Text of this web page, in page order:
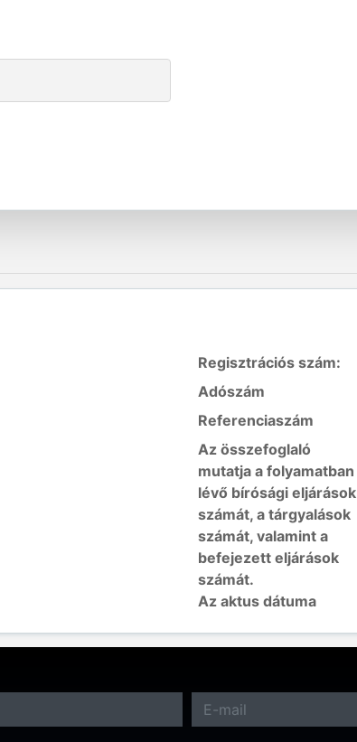
Regisztrációs szám:
Adószám
Referenciaszám
Az összefoglaló
mutatja a folyamatban
lévő bírósági eljárások
számát, a tárgyalások
számát, valamint a
befejezett eljárások
számát.
Az aktus dátuma